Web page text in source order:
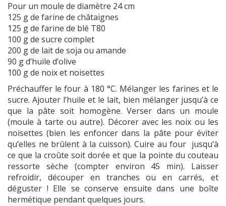
Pour un moule de diamètre 24 cm
125 g de farine de châtaignes
125 g de farine de blé T80
100 g de sucre complet
200 g de lait de soja ou amande
90 g d’huile d’olive
100 g de noix et noisettes
Préchauffer le four à 180 °C. Mélanger les farines et le
sucre. Ajouter l’huile et le lait, bien mélanger jusqu’à ce
que la pâte soit homogène. Verser dans un moule
(moule à tarte ou autre). Décorer avec les noix ou les
noisettes (bien les enfoncer dans la pâte pour éviter
qu’elles ne brûlent à la cuisson). Cuire au four jusqu’à
ce que la croûte soit dorée et que la pointe du couteau
ressorte sèche (compter environ 45 min). Laisser
refroidir, découper en tranches ou en carrés, et
déguster ! Elle se conserve ensuite dans une boîte
hermétique pendant quelques jours.